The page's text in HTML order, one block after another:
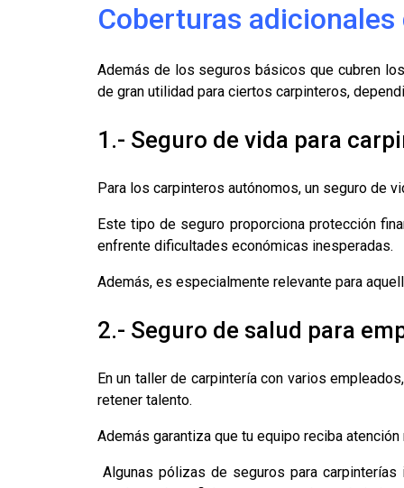
Coberturas
Además de los seguros básicos que cubren
de gran utilidad para ciertos carpinteros,
1.- Seguro de vida para
Para los carpinteros autónomos, un seguro de
Este tipo de seguro proporciona protección
enfrente dificultades económicas inesperadas.
Además, es especialmente relevante para
2.- Seguro de salud para
En un taller de carpintería con varios
retener talento.
Además garantiza que tu equipo reciba
Algunas pólizas de seguros para